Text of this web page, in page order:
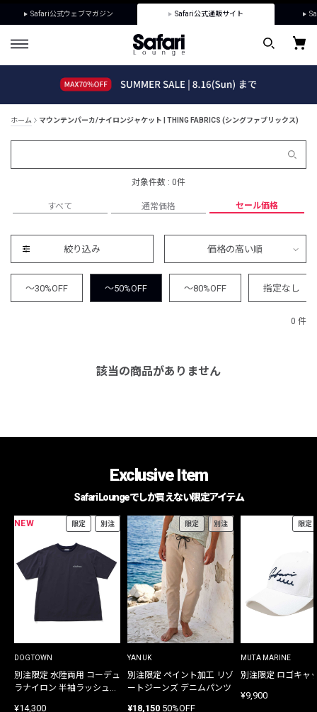
Safari公式ウェブマガジン Safari公式通販サイト
ホーム マウンテンパーカ/ナイロンジャケット | THING FABRICS (シングファブリックス)
対象件数 : 0件
すべて 通常価格 セール価格
絞り込み 価格の高い順
～30%OFF ～50%OFF ～80%OFF 指定なし
0 件
該当の商品がありません
Exclusive Item
Safari Loungeでしか買えない限定アイテム
NEW 限定 別注
DOGTOWN
別注限定 水陸両用 コーデュ
ラナイロン 半袖ラッシュガ
¥14,300
限定 別注
YANUK
別注限定 ペイント加工 リゾ
ートジーンズ デニムパンツ
¥18,150 50%OFF
限定
MUTA MARINE
別注限定 ロゴキャ
¥9,900